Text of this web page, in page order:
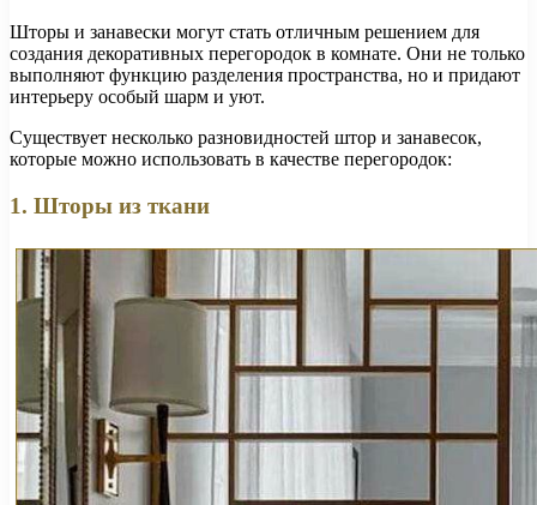
Шторы и занавески могут стать отличным решением для
создания декоративных перегородок в комнате. Они не только
выполняют функцию разделения пространства, но и придают
интерьеру особый шарм и уют.
Существует несколько разновидностей штор и занавесок,
которые можно использовать в качестве перегородок:
1. Шторы из ткани